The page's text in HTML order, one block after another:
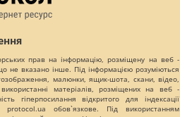
прав на інформацію, розміщену на веб -
не вказано інше. Під інформацією розуміються
малюнки, ящик-шота, скани, відео,
матеріалів, розміщених на веб -
гіперпосилання відкритого для індексації
обов`язкове. Під використанням